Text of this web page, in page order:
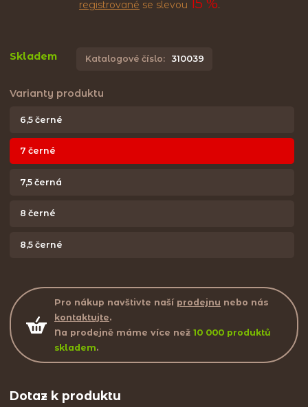
registrované se slevou 15 %.
Skladem Katalogové číslo: 310039
Varianty produktu
6,5 černé
7 černé
7,5 černá
8 černé
8,5 černé
Pro nákup navštivte naší prodejnu nebo nás
kontaktujte.
Na prodejně máme více než 10 000 produktů
skladem.
Dotaz k produktu